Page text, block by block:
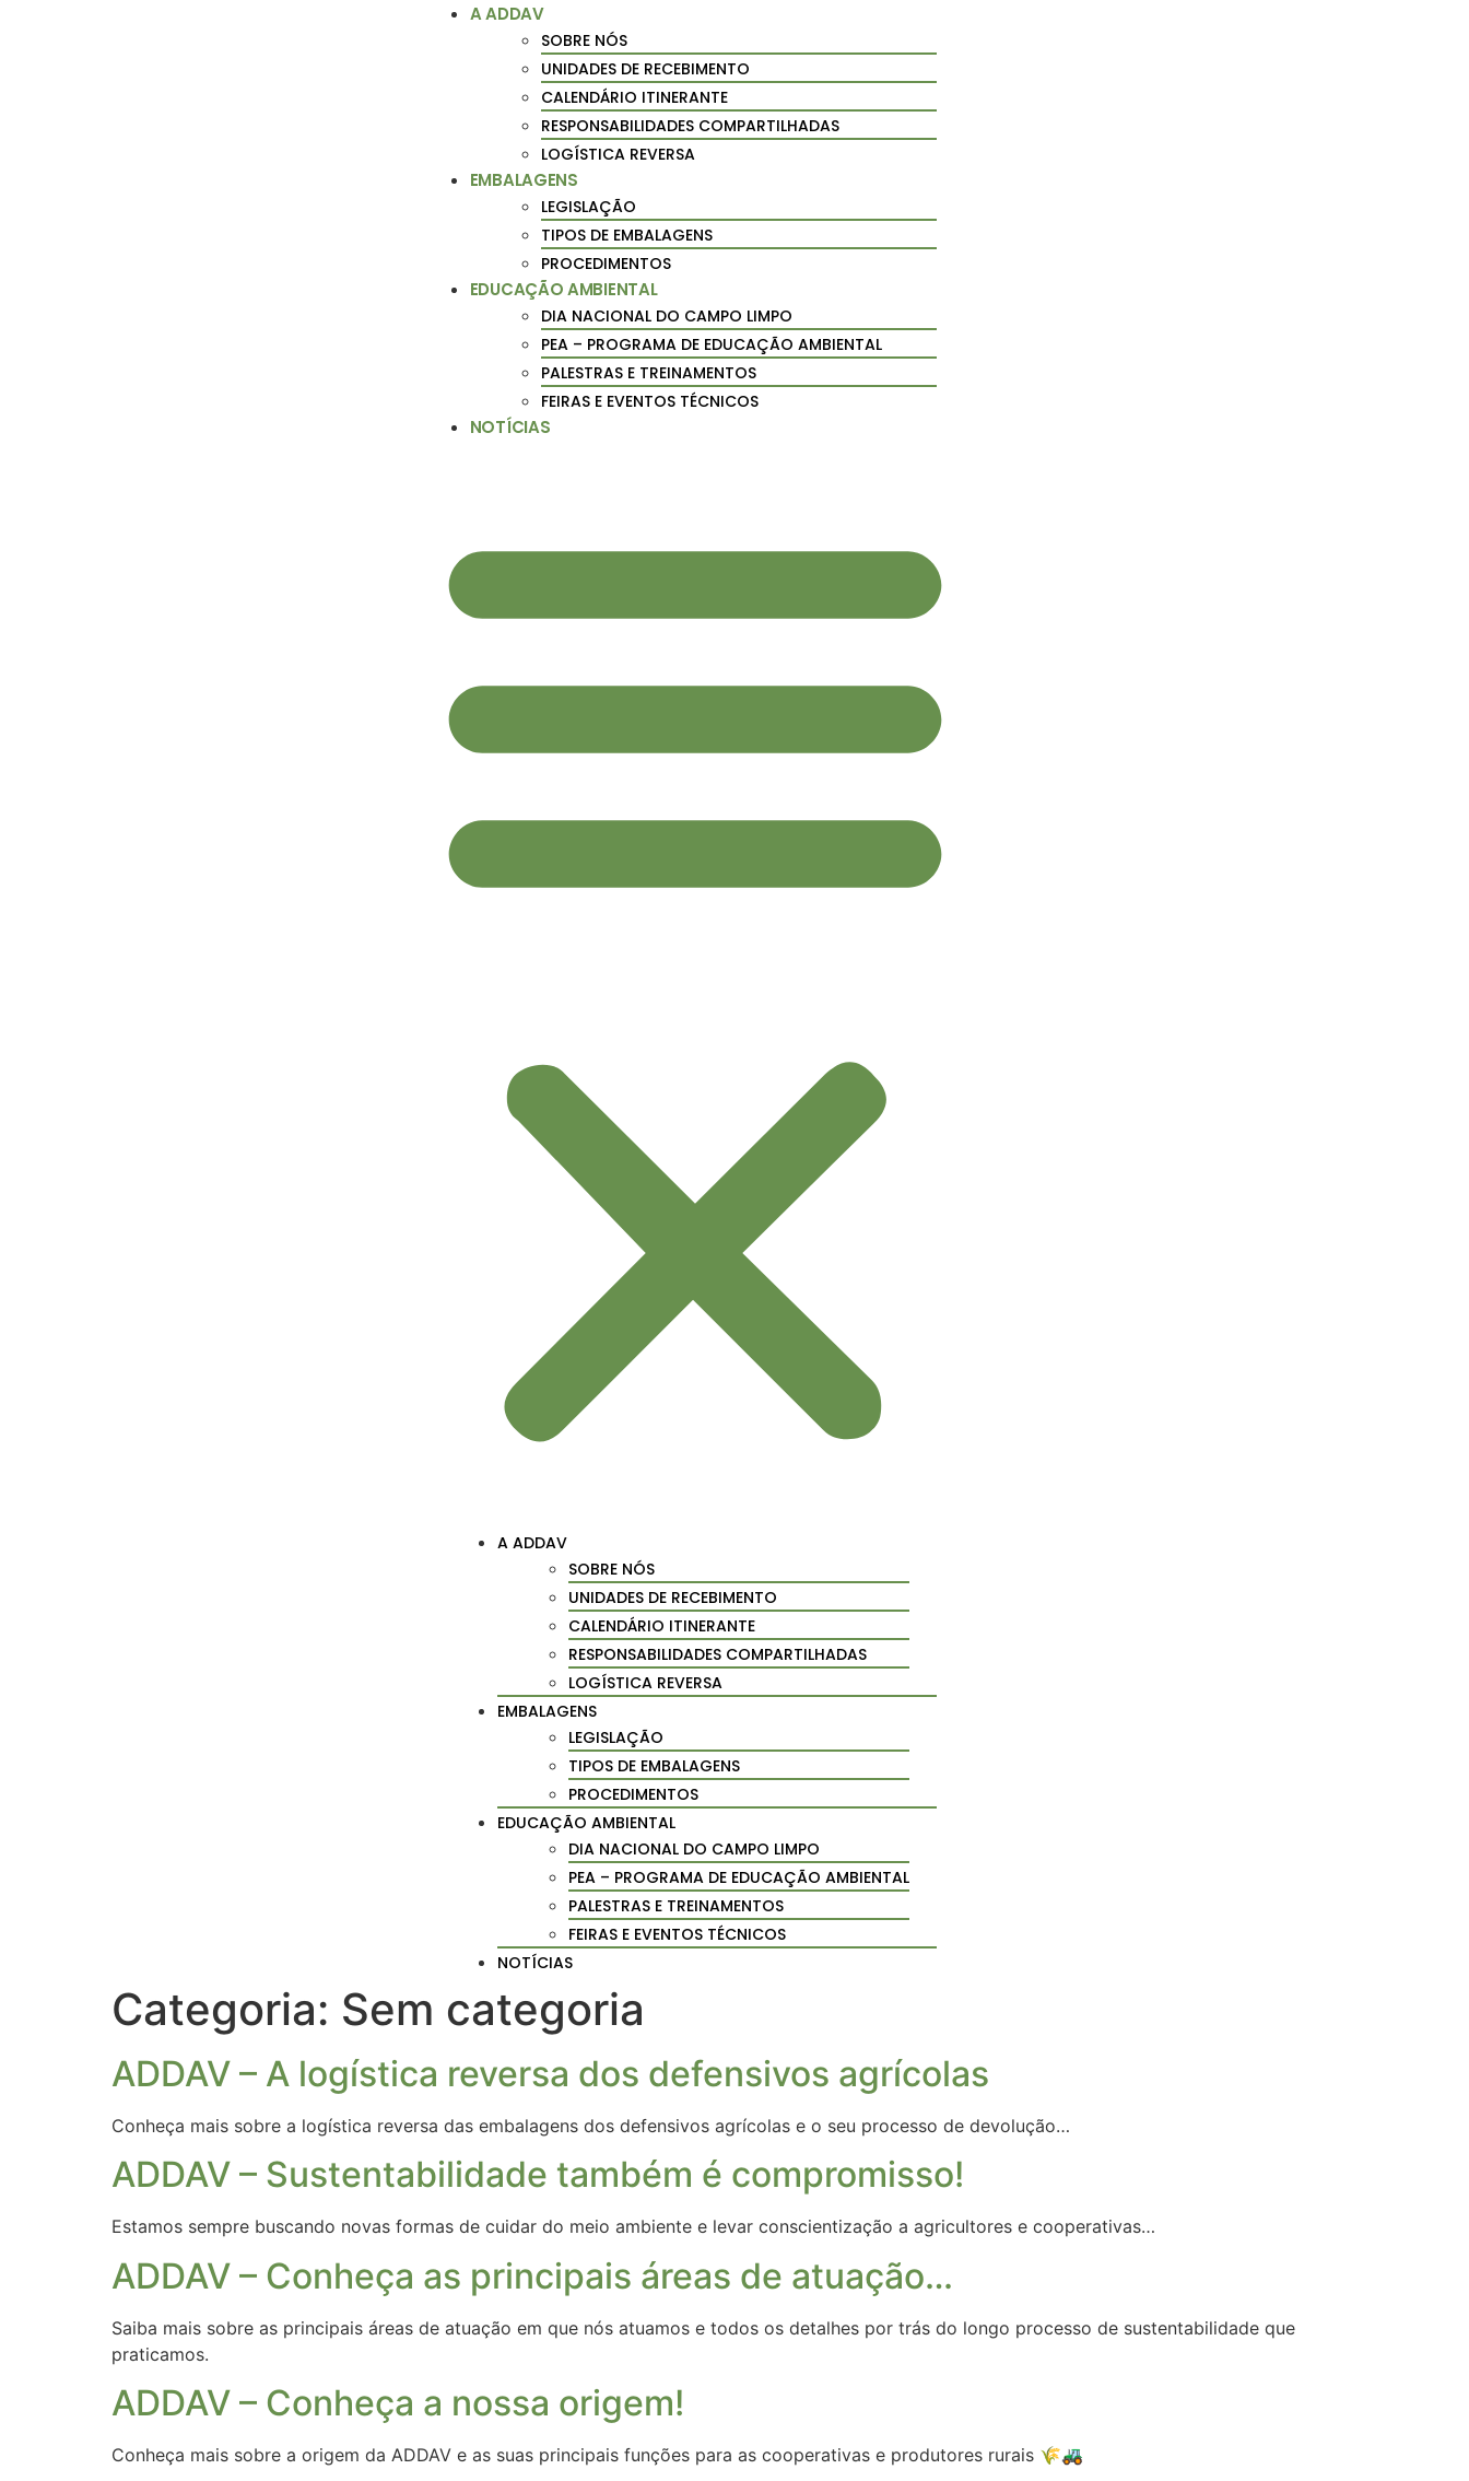
A ADDAV
SOBRE NÓS
UNIDADES DE RECEBIMENTO
CALENDÁRIO ITINERANTE
RESPONSABILIDADES COMPARTILHADAS
LOGÍSTICA REVERSA
EMBALAGENS
LEGISLAÇÃO
TIPOS DE EMBALAGENS
PROCEDIMENTOS
EDUCAÇÃO AMBIENTAL
DIA NACIONAL DO CAMPO LIMPO
PEA – PROGRAMA DE EDUCAÇÃO AMBIENTAL
PALESTRAS E TREINAMENTOS
FEIRAS E EVENTOS TÉCNICOS
NOTÍCIAS
A ADDAV
SOBRE NÓS
UNIDADES DE RECEBIMENTO
CALENDÁRIO ITINERANTE
RESPONSABILIDADES COMPARTILHADAS
LOGÍSTICA REVERSA
EMBALAGENS
LEGISLAÇÃO
TIPOS DE EMBALAGENS
PROCEDIMENTOS
EDUCAÇÃO AMBIENTAL
DIA NACIONAL DO CAMPO LIMPO
PEA – PROGRAMA DE EDUCAÇÃO AMBIENTAL
PALESTRAS E TREINAMENTOS
FEIRAS E EVENTOS TÉCNICOS
NOTÍCIAS
Categoria: Sem categoria
ADDAV – A logística reversa dos defensivos agrícolas
Conheça mais sobre a logística reversa das embalagens dos defensivos agrícolas e o seu processo de devolução…
ADDAV – Sustentabilidade também é compromisso!
Estamos sempre buscando novas formas de cuidar do meio ambiente e levar conscientização a agricultores e cooperativas…
ADDAV – Conheça as principais áreas de atuação…
Saiba mais sobre as principais áreas de atuação em que nós atuamos e todos os detalhes por trás do longo processo de sustentabilidade que
praticamos.
ADDAV – Conheça a nossa origem!
Conheça mais sobre a origem da ADDAV e as suas principais funções para as cooperativas e produtores rurais 🌾🚜